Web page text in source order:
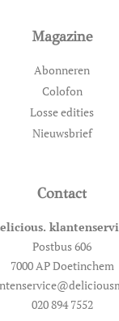
Magazine
Abonneren
Colofon
Losse edities
Nieuwsbrief
Contact
Postbus 606
7000 AP Doetinchem
020 894 7552